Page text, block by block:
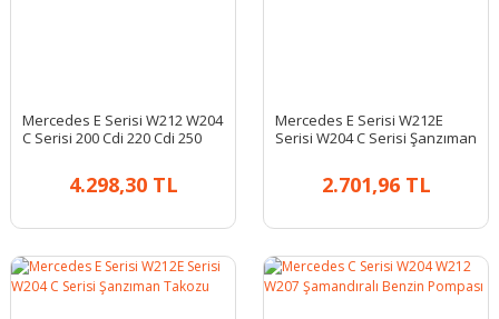
Mercedes E Serisi W212 W204
C Serisi 200 Cdi 220 Cdi 250
4.298,30 TL
Mercedes E Serisi W212E
Serisi W204 C Serisi Şanzıman
2.701,96 TL